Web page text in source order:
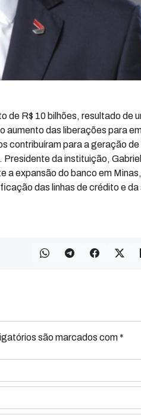
de R$ 10 bilhões, resultado de
aumento das liberações para
contribuíram para a geração de
da instituição,
a expansão do banco em
das linhas de crédito e
são marcados com *